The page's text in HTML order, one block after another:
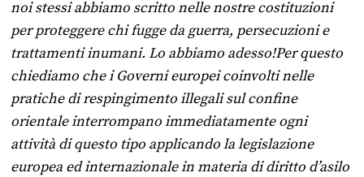
noi stessi abbiamo scritto nelle nostre costituzioni
per proteggere chi fugge da guerra, persecuzioni e
trattamenti inumani. Lo abbiamo adesso!Per questo
chiediamo che i Governi europei coinvolti nelle
pratiche di respingimento illegali sul confine
orientale interrompano immediatamente ogni
attività di questo tipo applicando la legislazione
europea ed internazionale in materia di diritto d’asilo